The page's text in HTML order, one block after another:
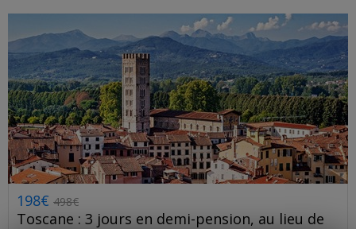
198€ 498€
Toscane : 3 jours en demi-pension, au lieu de